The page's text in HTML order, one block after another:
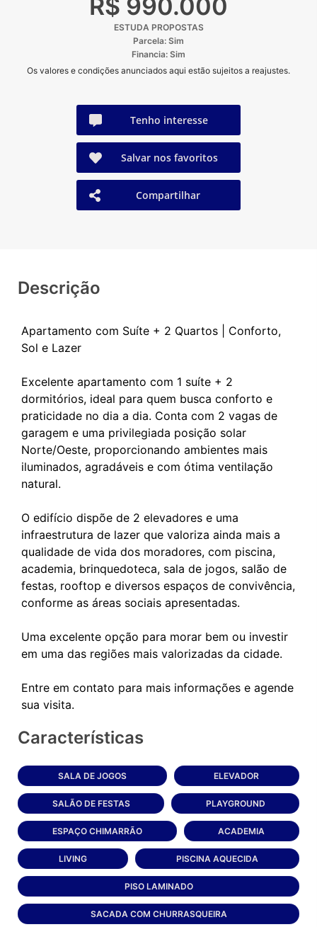
R$ 990.000
ESTUDA PROPOSTAS
Parcela: Sim
Financia: Sim
Os valores e condições anunciados aqui estão sujeitos a reajustes.
Tenho interesse
Salvar nos favoritos
Compartilhar
Descrição
Apartamento com Suíte + 2 Quartos | Conforto,
Sol e Lazer
Excelente apartamento com 1 suíte + 2
dormitórios, ideal para quem busca conforto e
praticidade no dia a dia. Conta com 2 vagas de
garagem e uma privilegiada posição solar
Norte/Oeste, proporcionando ambientes mais
iluminados, agradáveis e com ótima ventilação
natural.
O edifício dispõe de 2 elevadores e uma
infraestrutura de lazer que valoriza ainda mais a
qualidade de vida dos moradores, com piscina,
academia, brinquedoteca, sala de jogos, salão de
festas, rooftop e diversos espaços de convivência,
conforme as áreas sociais apresentadas.
Uma excelente opção para morar bem ou investir
em uma das regiões mais valorizadas da cidade.
Entre em contato para mais informações e agende
Características
SALA DE JOGOS ELEVADOR
SALÃO DE FESTAS PLAYGROUND
ESPAÇO CHIMARRÃO ACADEMIA
LIVING PISCINA AQUECIDA
PISO LAMINADO
SACADA COM CHURRASQUEIRA